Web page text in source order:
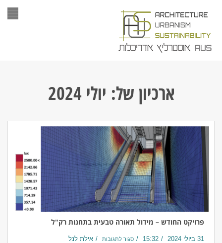
ארכיון של: יולי 2024
פרויקט החודש – מידול תאורה טבעית בתחנות רק"ל
31 ביולי 2024 15:32 סגור לתגובות אילת לנל